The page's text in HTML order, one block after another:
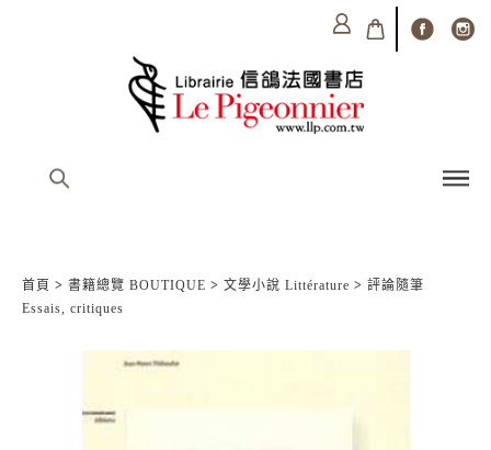
首頁 > 書籍總覽 BOUTIQUE > 文學小說 Littérature > 評論隨筆
Essais, critiques